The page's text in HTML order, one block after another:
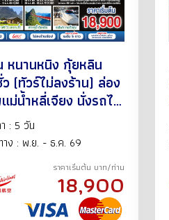
หนานหนิง กุ้ยหลิน
(ทัวร์ไม่ลงร้าน) ล่อง
ม่น้ำหลี่เจียง นั่งรถไฟ
วสูง หมู่บ้านแปะก๊วย
นั่งบอลลูนชม
ม.ค.70 BY GX
: 5 วัน
าง : พ.ย. - ธ.ค. 69
ราคาเริ่มต้น บาท/ท่าน
18,900